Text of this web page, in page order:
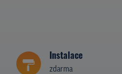
Instalace
zdarma